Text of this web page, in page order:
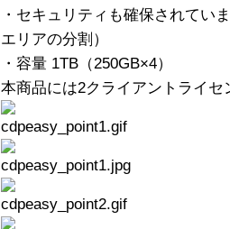
・セキュリティも確保されてい
エリアの分割）
・容量 1TB（250GB×4）
本商品には2クライアントライ